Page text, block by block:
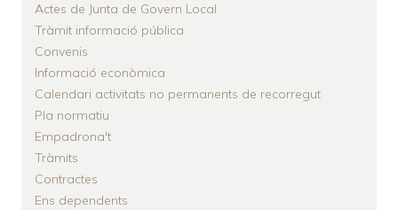
Actes de Junta de Govern Local
Tràmit informació pública
Convenis
Informació econòmica
Calendari activitats no permanents de recorregut
Pla normatiu
Empadrona't
Tràmits
Contractes
Ens dependents